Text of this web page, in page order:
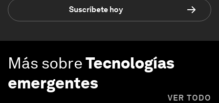
Suscríbete hoy
Más sobreTecnologías
emergentes
VER TODO